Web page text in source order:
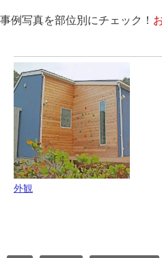
事例写真を部位別にチェック！
外観